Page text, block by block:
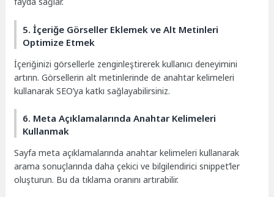
5. İçeriğe Görseller Eklemek ve Alt Metinleri
Optimize Etmek
İçeriğinizi görsellerle zenginleştirerek kullanıcı deneyimini
artırın. Görsellerin alt metinlerinde de anahtar kelimeleri
kullanarak SEO’ya katkı sağlayabilirsiniz.
6. Meta Açıklamalarında Anahtar Kelimeleri
Kullanmak
Sayfa meta açıklamalarında anahtar kelimeleri kullanarak
arama sonuçlarında daha çekici ve bilgilendirici snippet’ler
oluşturun. Bu da tıklama oranını artırabilir.